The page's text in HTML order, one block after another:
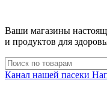
Ваши магазины
и продуктов для
Канал нашей пасеки